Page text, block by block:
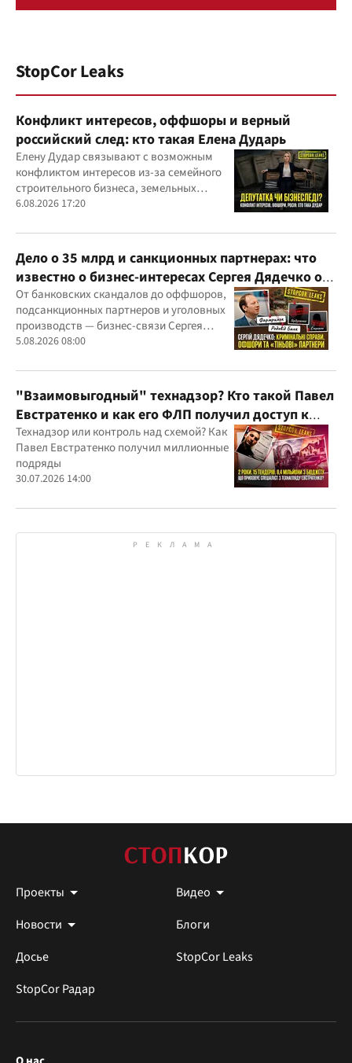
StopCor Leaks
Конфликт интересов, оффшоры и верный
российский след: кто такая Елена Дударь
Елену Дудар связывают с возможным
конфликтом интересов из-за семейного
строительного бизнеса, земельных
скандалов, судебных дел
6.08.2026 17:20
Дело о 35 млрд и санкционных партнерах: что
известно о бизнес-интересах Сергея Дядечко от
"Родовид Банка" до "ФАРМАСЕЛ"
От банковских скандалов до оффшоров,
подсанкционных партнеров и уголовных
производств — бизнес-связи Сергея
Дядечко до сих пор простираются через
юрисдикций
5.08.2026 08:00
"Взаимовыгодный" технадзор? Кто такой Павел
Евстратенко и как его ФЛП получил доступ к
бюджетным миллионам?
Технадзор или контроль над схемой? Как
Павел Евстратенко получил миллионные
подряды
30.07.2026 14:00
Проекты
Видео
Новости
Блоги
Досье
StopCor Leaks
StopCor Радар